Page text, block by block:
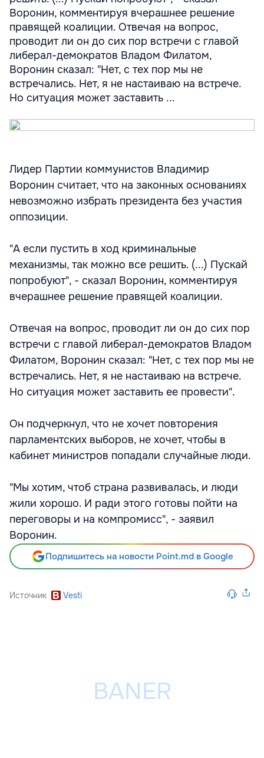
Воронин, комментируя вчерашнее решение
правящей коалиции. Отвечая на вопрос,
проводит ли он до сих пор встречи с главой
либерал-демократов Владом Филатом,
Воронин сказал: "Нет, с тех пор мы не
встречались. Нет, я не настаиваю на встрече.
Но ситуация может заставить ...
Лидер Партии коммунистов Владимир
Воронин считает, что на законных основаниях
невозможно избрать президента без участия
оппозиции.
"А если пустить в ход криминальные
механизмы, так можно все решить. (...) Пускай
попробуют", - сказал Воронин, комментируя
вчерашнее решение правящей коалиции.
Отвечая на вопрос, проводит ли он до сих пор
встречи с главой либерал-демократов Владом
Филатом, Воронин сказал: "Нет, с тех пор мы не
встречались. Нет, я не настаиваю на встрече.
Но ситуация может заставить ее провести".
Он подчеркнул, что не хочет повторения
парламентских выборов, не хочет, чтобы в
кабинет министров попадали случайные люди.
"Мы хотим, чтоб страна развивалась, и люди
жили хорошо. И ради этого готовы пойти на
переговоры и на компромисс", - заявил
Воронин.
Подпишитесь на новости Point.md в Google
Источник Vesti